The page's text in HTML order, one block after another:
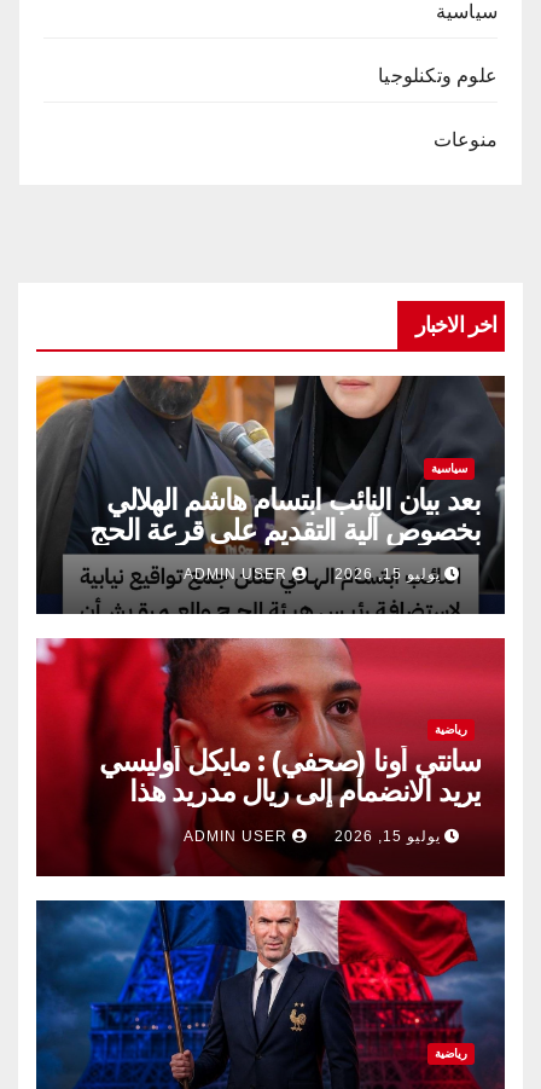
سياسية
علوم وتكنلوجيا
منوعات
اخر الاخبار
سياسية
بعد بيان النائب ابتسام هاشم الهلالي
بخصوص آلية التقديم على قرعة الحج
يوليو 15, 2026
رياضية
سانتي أونا (صحفي) : مايكل أوليسي
يريد الانضمام إلى ريال مدريد هذا
الصيف.
يوليو 15, 2026 ADMIN USER
رياضية